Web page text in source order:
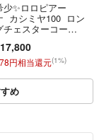
少✨ロロピアー
カシミヤ100 ロン
チェスターコー
円相当還元(1%)
め